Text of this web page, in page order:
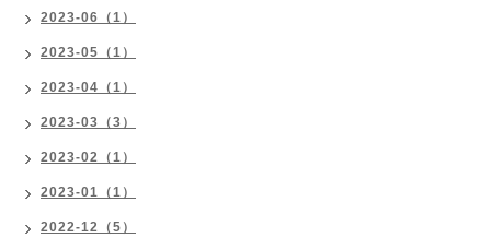
2023-06（1）
2023-05（1）
2023-04（1）
2023-03（3）
2023-02（1）
2023-01（1）
2022-12（5）